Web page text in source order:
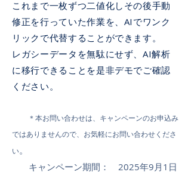
これまで一枚ずつ二値化しその後手動
修正を行っていた作業を、AIでワンク
リックで代替することができます。
レガシーデータを無駄にせず、AI解析
に移行できることを是非デモでご確認
ください。
​ ＊本お問い合わせは、キャンペーンのお申込み
ではありませんので、お気軽にお問い合わせくださ
い。
キャンペーン期間： 2025年9月1日